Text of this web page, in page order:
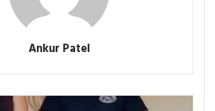
Ankur Patel